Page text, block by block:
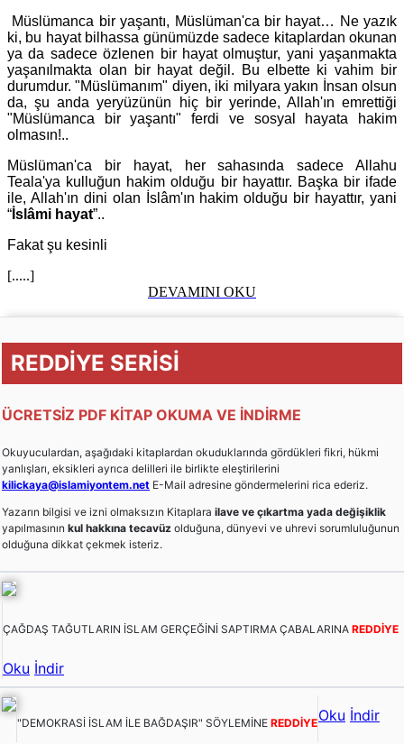
Müslümanca bir yaşantı, Müslüman'ca bir hayat… Ne yazık
ki, bu hayat bilhassa günümüzde sadece kitaplardan okunan
ya da sadece özlenen bir hayat olmuştur, yani yaşanmakta
yaşanılmakta olan bir hayat değil. Bu elbette ki vahim bir
durumdur. "Müslümanım" diyen, iki milyara yakın İnsan olsun
da, şu anda yeryüzünün hiç bir yerinde, Allah'ın emrettiği
"Müslümanca bir yaşantı" ferdi ve sosyal hayata hakim
olmasın!..
Müslüman'ca bir hayat, her sahasında sadece Allahu
Teala'ya kulluğun hakim olduğu bir hayattır. Başka bir ifade
ile, Allah'ın dini olan İslâm'ın hakim olduğu bir hayattır, yani
“ İslâmi hayat”..
Fakat şu kesinli
[.....]
DEVAMINI OKU
REDDİYE SERİSİ
ÜCRETSİZ PDF KİTAP OKUMA VE İNDİRME
Okuyuculardan, aşağıdaki kitaplardan okuduklarında gördükleri fikri, hükmi
yanlışları, eksikleri ayrıca delilleri ile birlikte eleştirilerini
kilickaya@islamiyontem.net E-Mail adresine göndermelerini rica ederiz.
Yazarın bilgisi ve izni olmaksızın Kitaplara ilave ve çıkartma yada değişiklik
yapılmasının kul hakkına tecavüz olduğuna, dünyevi ve uhrevi sorumluluğunun
olduğuna dikkat çekmek isteriz.
ÇAĞDAŞ TAĞUTLARIN İSLAM GERÇEĞİNİ SAPTIRMA ÇABALARINA REDDİYE
Oku İndir
"DEMOKRASİ İSLAM İLE BAĞDAŞIR" SÖYLEMİNE REDDİYEOku İndir